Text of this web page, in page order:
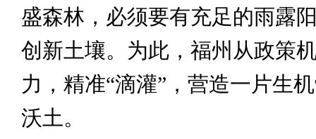
盛森林，必须要有充足的雨露
创新土壤。为此，福州从政策
力，精准“滴灌”，营造一片生
沃土。